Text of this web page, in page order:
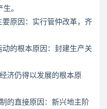
。
原因：实行管仲改革，齐
的根本原因：封建生产关
济仍得以发展的根本原
的直接原因：新兴地主阶